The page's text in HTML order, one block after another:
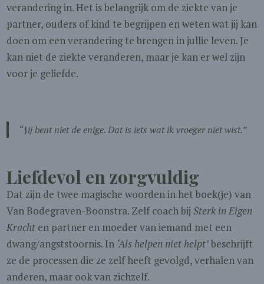
verandering in. Het is belangrijk om de ziekte van je
partner, ouders of kind te begrijpen en weten wat jij kan
doen om een verandering te brengen in jullie leven. Je
kan niet de ziekte veranderen, maar je kan er wel zijn
voor je geliefde.
“Jij bent niet de enige. Dat is iets wat ik vroeger niet wist.”
Liefdevol en zorgvuldig
Dat zijn de twee magische woorden in het boek(je) van
Van Bodegraven-Boonstra. Zelf coach bijSterk in Eigen
Kracht en partner en moeder van iemand met een
dwang/angststoornis. In ‘Als helpen niet helpt’beschrijft
ze de processen die ze zelf heeft gevolgd, verhalen van
anderen, maar ook van zichzelf.